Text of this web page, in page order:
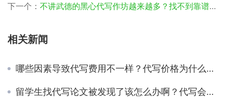
下一个： 不讲武德的黑心代写作坊越来越多？找不到靠谱的英国代写？
相关新闻
哪些因素导致代写费用不一样？代写价格为什么会有这么大区别啊？
留学生找代写论文被发现了该怎么办啊？代写会被抓吗？